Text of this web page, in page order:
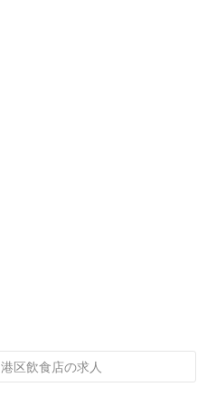
港区飲食店の求人